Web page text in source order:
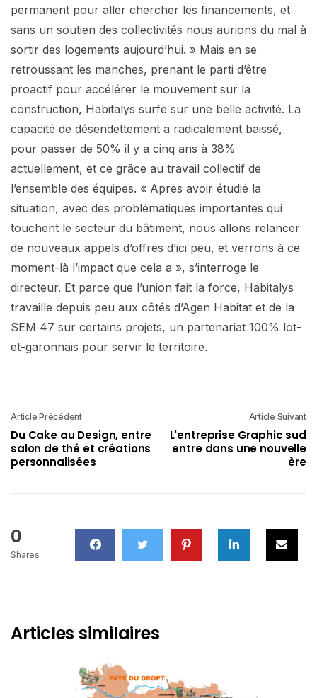
permanent pour aller chercher les financements, et
sans un soutien des collectivités nous aurions du mal à
sortir des logements aujourd’hui. » Mais en se
retroussant les manches, prenant le parti d’être
proactif pour accélérer le mouvement sur la
construction, Habitalys surfe sur une belle activité. La
capacité de désendettement a radicalement baissé,
pour passer de 50% il y a cinq ans à 38%
actuellement, et ce grâce au travail collectif de
l’ensemble des équipes. « Après avoir étudié la
situation, avec des problématiques importantes qui
touchent le secteur du bâtiment, nous allons relancer
de nouveaux appels d’offres d’ici peu, et verrons à ce
moment-là l’impact que cela a », s’interroge le
directeur. Et parce que l’union fait la force, Habitalys
travaille depuis peu aux côtés d’Agen Habitat et de la
SEM 47 sur certains projets, un partenariat 100% lot-
et-garonnais pour servir le territoire.
Article Précédent
Du Cake au Design, entre
salon de thé et créations
personnalisées
Article Suivant
L'entreprise Graphic sud
entre dans une nouvelle
ère
0
Shares
Articles similaires